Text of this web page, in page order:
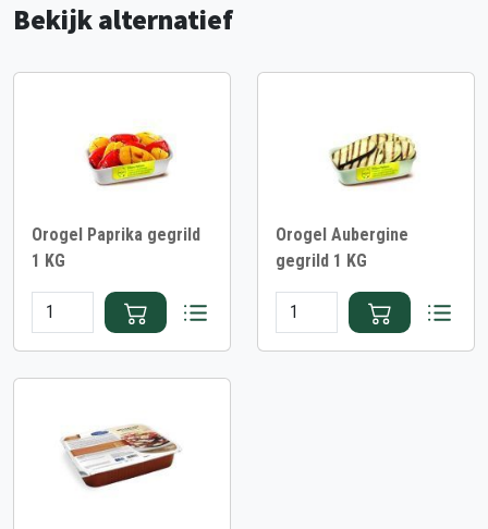
Bekijk alternatief
Orogel Paprika gegrild
1 KG
Orogel Aubergine
gegrild 1 KG